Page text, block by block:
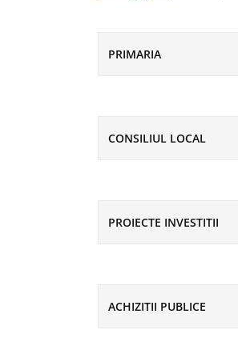
PRIMARIA
CONSILIUL LOCAL
PROIECTE INVESTITII
ACHIZITII PUBLICE